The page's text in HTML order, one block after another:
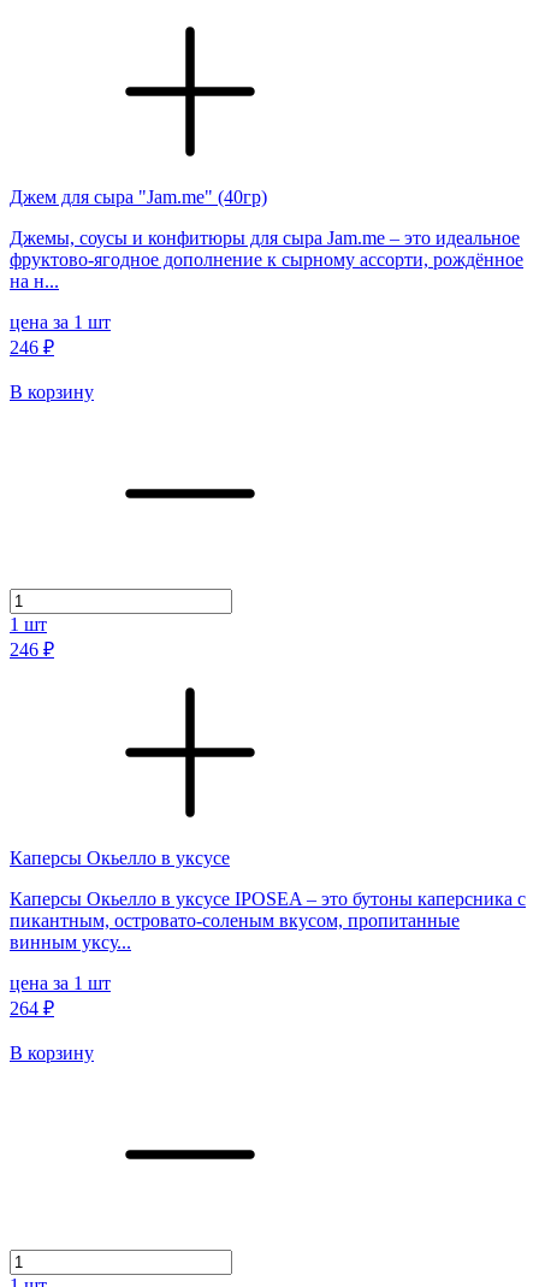
Джем для сыра "Jam.me" (40гр)
Джемы, соусы и конфитюры для сыра Jam.me – это идеальное
фруктово-ягодное дополнение к сырному ассорти, рождённое
на н...
цена за 1 шт
246 ₽
В корзину
1 шт
246 ₽
Каперсы Окьелло в уксусе
Каперсы Окьелло в уксусе IPOSEA – это бутоны каперсника с
пикантным, островато-соленым вкусом, пропитанные
винным уксу...
цена за 1 шт
264 ₽
В корзину